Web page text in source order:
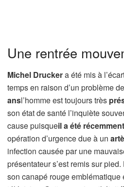
Une rentrée
Michel Druckera été mis à
temps en raison d’un problème
ansl’homme est toujours très
son état de santé l’inquiète
cause puisqueil a été
opération d’urgence due à un
infection causée par une
présentateur s’est remis sur
son canapé rouge emblématique